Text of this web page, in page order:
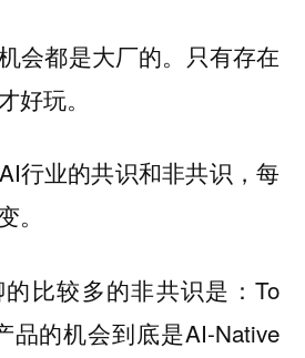
会都是大厂的。
只有存在
好玩。
行业的共识和非共识，每
。
比较多的非共识是：To
品的机会到底是AI-Native